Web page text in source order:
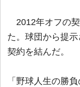
2012年オフの
た。球団から提
契約を結んだ。
「野球人生の勝